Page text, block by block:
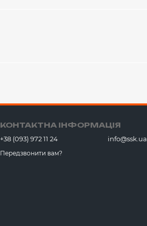
КОНТАКТНА ІНФОРМАЦІЯ
+38 (093) 972 11 24
Передзвонити вам?
info@ssk.ua